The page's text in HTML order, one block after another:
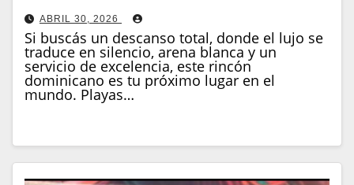
ABRIL 30, 2026
Si buscás un descanso total, donde el lujo se
traduce en silencio, arena blanca y un
servicio de excelencia, este rincón
dominicano es tu próximo lugar en el
mundo. Playas…